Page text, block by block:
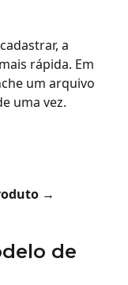
a
rápida. Em
um arquivo
uma vez.
→
de